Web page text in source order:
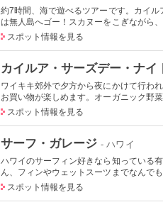
約7時間、海で遊べるツアーです。カイ
は無人島へゴー！スカヌーをこぎながら
スポット情報を見る
カイルア・サーズデー・ナ
ワイキキ郊外で夕方から夜にかけて行わ
お買い物が楽しめます。オーガニック野
スポット情報を見る
サーフ・ガレージ - ハワイ
ハワイのサーフィン好きなら知っている
ん、フィンやウェットスーツまでなんで
スポット情報を見る